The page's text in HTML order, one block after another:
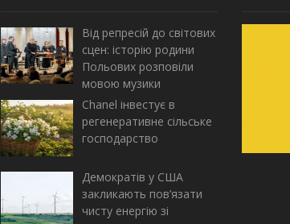
Від репресій до світових
сцен: історію родини
Польових розповіли
мовою музики
Chanel інвестує в
регенеративне сільське
господарство
Демократів у США
закликають пов’язати
чисту енергію зі